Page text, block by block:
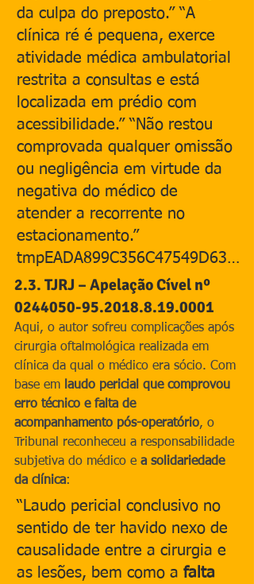
da culpa do preposto.” “A
clínica ré é pequena, exerce
atividade médica ambulatorial
restrita a consultas e está
localizada em prédio com
acessibilidade.” “Não restou
comprovada qualquer omissão
ou negligência em virtude da
negativa do médico de
atender a recorrente no
estacionamento.”​
tmpEADA899C356C47549D63…
2.3. TJRJ – Apelação Cível nº
0244050-95.2018.8.19.0001
Aqui, o autor sofreu complicações após
cirurgia oftalmológica realizada em
clínica da qual o médico era sócio. Com
base em laudo pericial que comprovou
erro técnico e falta de
acompanhamento pós-operatório, o
Tribunal reconheceu a responsabilidade
subjetiva do médico e a solidariedade
da clínica:
“Laudo pericial conclusivo no
sentido de ter havido nexo de
causalidade entre a cirurgia e
as lesões, bem como a falta